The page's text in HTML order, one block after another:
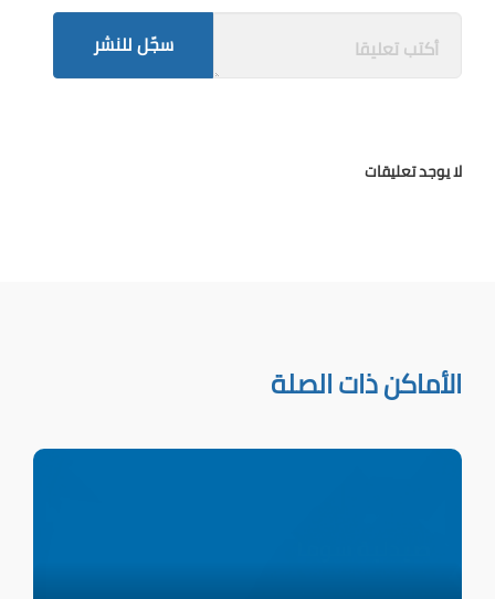
سجّل للنشر
لا يوجد تعليقات
الأماكن ذات الصلة